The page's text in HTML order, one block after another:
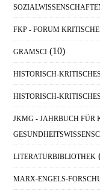
FKP - FORUM
GRAMSCI (10)
HISTORISCH-
HISTORISCH-
JKMG - JAHRBUCH FÜR
LITERATURBIBLIOTHEK
MARX-ENGELS-